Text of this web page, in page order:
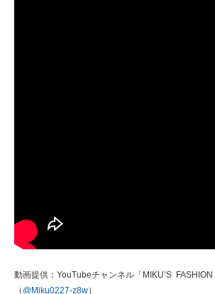
動画提供：YouTubeチャンネル「MIKU’S FASHION
（ @Miku0227-z8w）